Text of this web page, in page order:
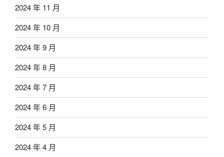
2024 年 11 月
2024 年 10 月
2024 年 9 月
2024 年 8 月
2024 年 7 月
2024 年 6 月
2024 年 5 月
2024 年 4 月